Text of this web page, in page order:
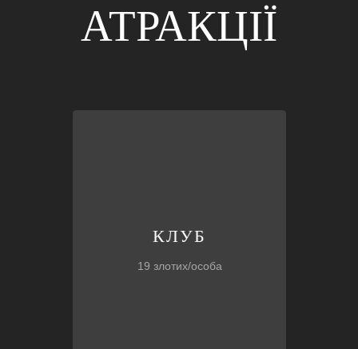
АТРАКЦІЇ
КЛУБ
19 злотих/особа